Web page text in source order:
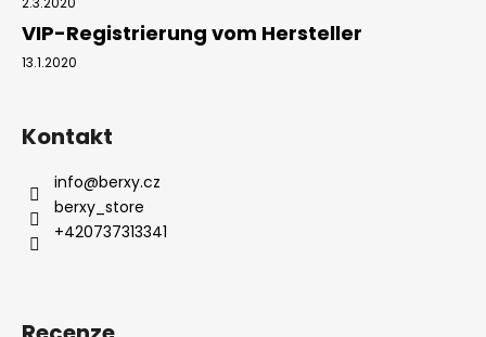
VIP-Registrierung vom Hersteller
13.1.2020
Kontakt
info@berxy.cz
berxy_store
+420737313341